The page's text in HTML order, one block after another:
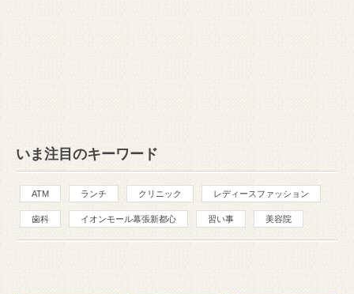
いま注目のキーワード
ATM ランチ クリニック レディースファッション
歯科 イオンモール幕張新都心 習い事 美容院